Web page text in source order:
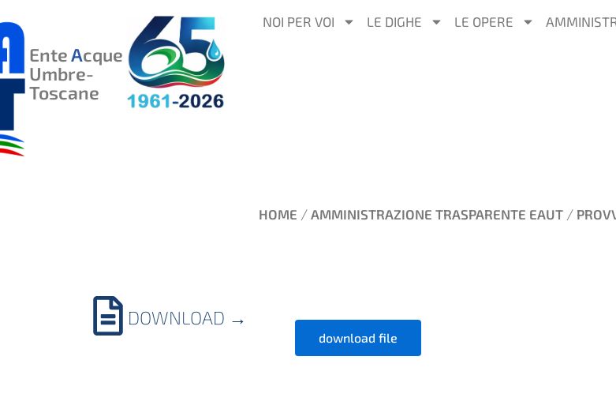
AL
CONTENUTO
EnteAcque
Umbre-
Toscane
NOI PER VOI LE DIGHE LE OPERE
HOME / AMMINISTRAZIONE TRASPARENTE EAUT /
DOWNLOAD →
download file